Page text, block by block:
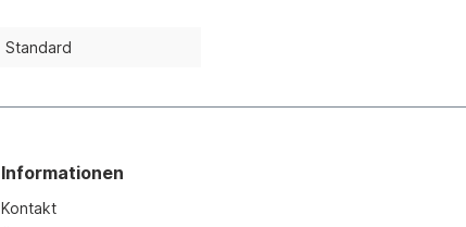
Standard
Informationen
Kontakt